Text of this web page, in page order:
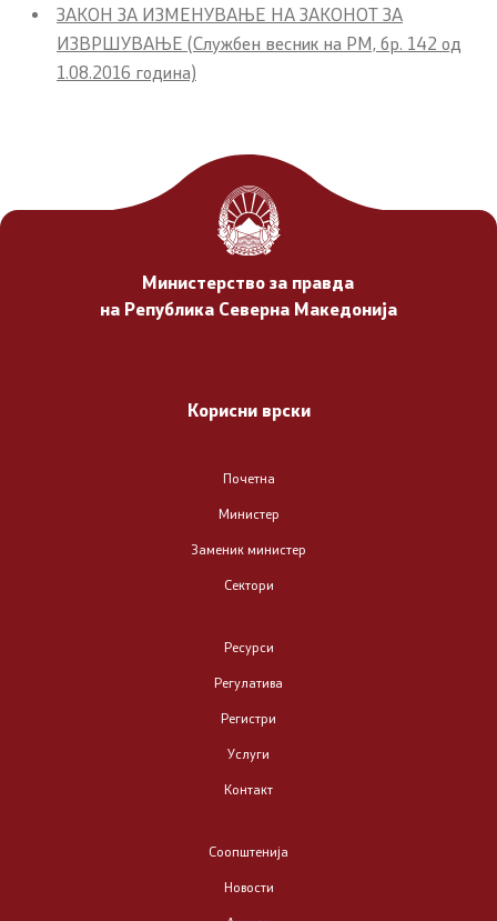
Ресурси
Медијација
Совет за ИКТ во правосудните органи
Бесплатна правна помош
Формулари и уплатници
ЗАКОН ЗА ИЗМЕНУВАЊЕ НА ЗАКОНОТ ЗА
ИЗВРШУВАЊЕ (Службен весник на РМ, бр. 142 од
1.08.2016 година)
Министерство за правда
на Република Северна Македонија
Корисни врски
Почетна
Министер
Заменик министер
Сектори
Ресурси
Регулатива
Регистри
Услуги
Контакт
Соопштенија
Новости